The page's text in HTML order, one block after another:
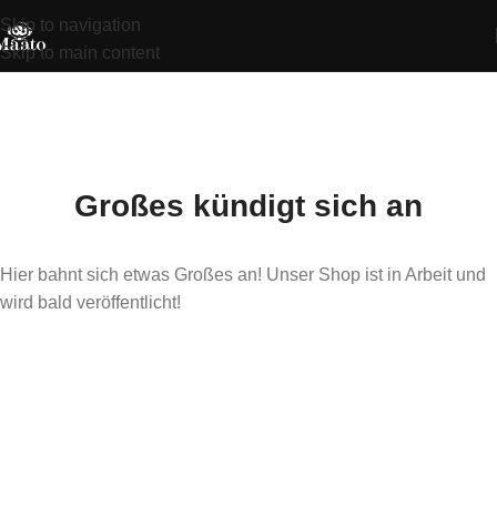
Skip to navigation
Skip to main content
Großes kündigt sich an
Hier bahnt sich etwas Großes an! Unser Shop ist in Arbeit und
wird bald veröffentlicht!